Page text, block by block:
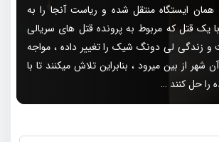
ایستگاه منتقل شده و ریاست آنجا را به
با یک قتل که مربوط به پرونده قتل های سریالی
و زندگی لی دونگ شیک را تغییر داده ، مواجه
از بین میرود ، بنابراین تلاش میکنند تا با
را حل کنند …